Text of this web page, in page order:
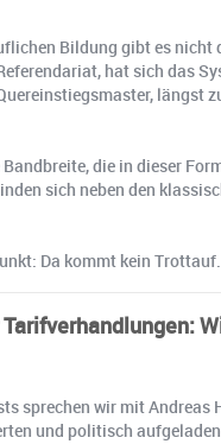
Bildung gibt es
hat sich das
längst
die in dieser
sich neben den
Da kommt kein
sprechen wir mit
und politisch